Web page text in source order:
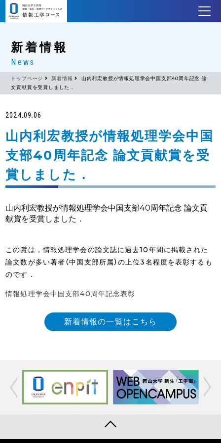
新着情報
News
トップページ 新着情報
山内利宏教授が情報処理学会中国支部40周年記念 論
文貢献賞を受賞しました．
2024.09.06
山内利宏教授が情報処理学会中国
支部40周年記念 論文貢献賞を受
賞しました．
山内利宏教授が情報処理学会中国支部40周年記念 論文貢
献賞を受賞しました．
この賞は，情報処理学会の論文誌に過去10年間に掲載された
論文数が多い著者（中国支部所属）の上位3名程度を表彰するも
のです．
情報処理学会中国支部40周年記念表彰
新着情報の一覧はこちら